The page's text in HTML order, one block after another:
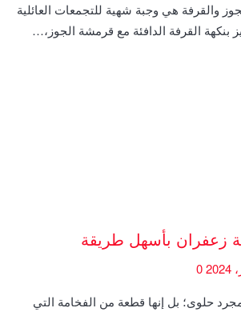
والقرفة هي وجبة شهية للتجمعات العائلية
بنكهة القرفة الدافئة مع قرمشة الجوز،…
زعفران بأسهل طريقة
حلوى؛ بل إنها قطعة من الفخامة التي